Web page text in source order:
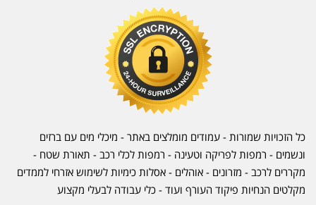
כל הזכויות שמורות - עמודים מומלצים באתר - מיכלי מים עם ברזים
ונשמים - רמפות לפריקה וטעינה - רמפות לכלי רכב - תאורת שטח -
מקררים לרכב - מזרונים - אוהלים - אסלות כימיות לשימוש אזרחי לממדים
מקלטים הנחיות פיקוד העורף ועוד - כלי עבודה לבעלי מקצוע